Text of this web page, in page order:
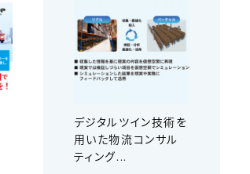
デジタルツイン技術を
用いた物流コンサル
ティング...